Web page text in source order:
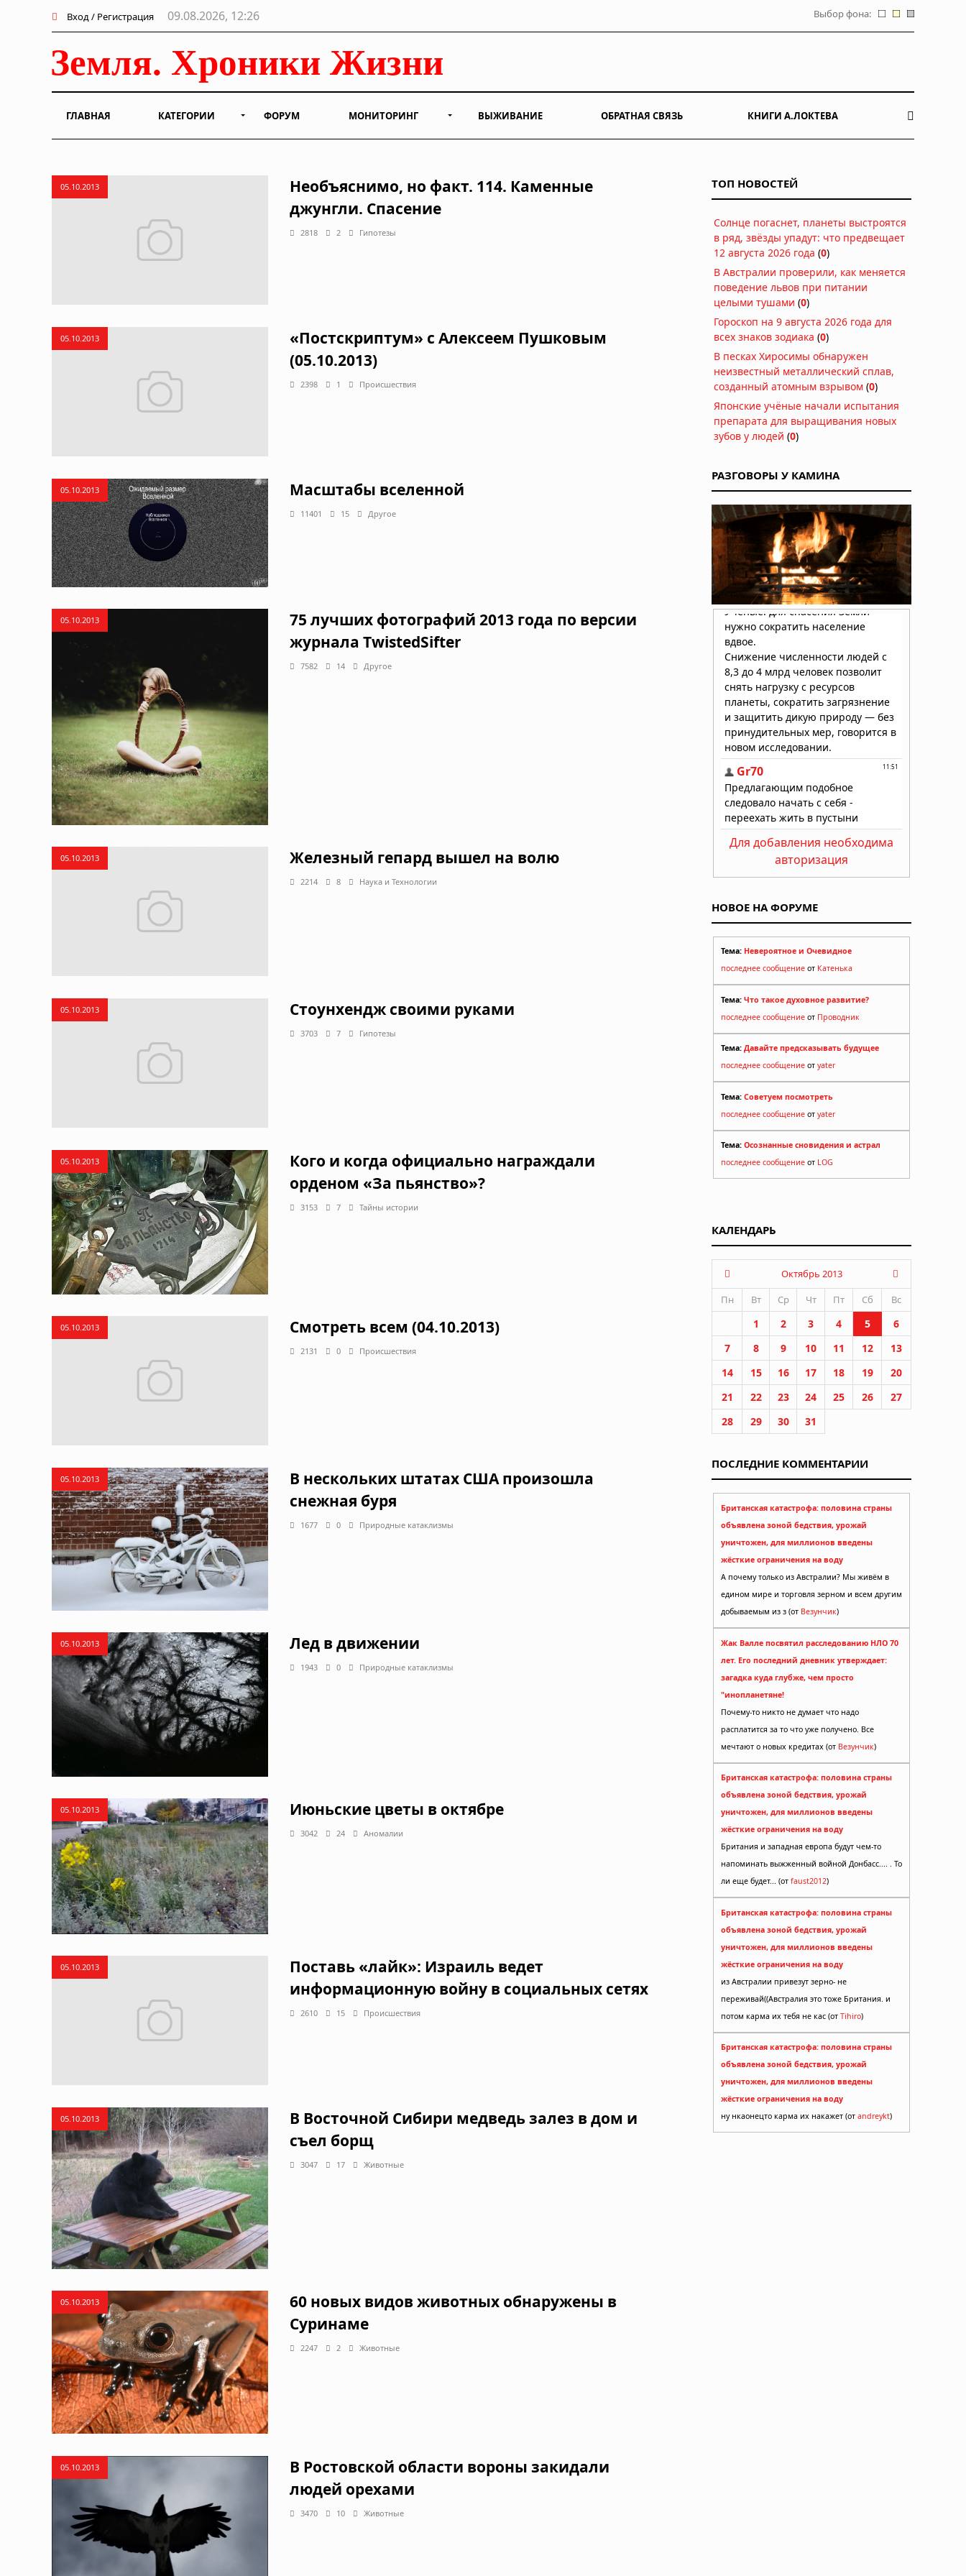
Вход / Регистрация 09.08.2026, 12:26 Выбор фона:
ГЛАВНАЯ КАТЕГОРИИ ФОРУМ МОНИТОРИНГ ВЫЖИВАНИЕ ОБРАТНАЯ СВЯЗЬ КНИГИ А.ЛОКТЕВА
05.10.2013
Необъяснимо, но факт. 114. Каменные
джунгли. Спасение
2818 2 Гипотезы
05.10.2013
«Постскриптум» с Алексеем Пушковым
(05.10.2013)
2398 1 Происшествия
05.10.2013 Масштабы вселенной
11401 15 Другое
05.10.2013
75 лучших фотографий 2013 года по версии
журнала TwistedSifter
7582 14 Другое
05.10.2013 Железный гепард вышел на волю
2214 8 Наука и Технологии
05.10.2013 Стоунхендж своими руками
3703 7 Гипотезы
05.10.2013
Кого и когда официально награждали
орденом «За пьянство»?
3153 7 Тайны истории
05.10.2013 Смотреть всем (04.10.2013)
2131 0 Происшествия
05.10.2013
В нескольких штатах США произошла
снежная буря
1677 0 Природные катаклизмы
05.10.2013 Лед в движении
1943 0 Природные катаклизмы
05.10.2013 Июньские цветы в октябре
3042 24 Аномалии
05.10.2013
Поставь «лайк»: Израиль ведет
информационную войну в социальных сетях
2610 15 Происшествия
05.10.2013
В Восточной Сибири медведь залез в дом и
съел борщ
3047 17 Животные
05.10.2013
60 новых видов животных обнаружены в
Суринаме
2247 2 Животные
05.10.2013
В Ростовской области вороны закидали
людей орехами
3470 10 Животные
ТОП НОВОСТЕЙ
Солнце погаснет, планеты выстроятся
в ряд, звёзды упадут: что предвещает
12 августа 2026 года (0)
В Австралии проверили, как меняется
поведение львов при питании
целыми тушами (0)
Гороскоп на 9 августа 2026 года для
всех знаков зодиака (0)
В песках Хиросимы обнаружен
неизвестный металлический сплав,
созданный атомным взрывом (0)
Японские учёные начали испытания
препарата для выращивания новых
зубов у людей (0)
РАЗГОВОРЫ У КАМИНА
Для добавления необходима
авторизация
НОВОЕ НА ФОРУМЕ
Тема: Невероятное и Очевидное
последнее сообщение от Катенька
Тема: Что такое духовное развитие?
последнее сообщение от Проводник
Тема: Давайте предсказывать будущее
последнее сообщение от yater
Тема: Советуем посмотреть
последнее сообщение от yater
Тема: Осознанные сновидения и астрал
последнее сообщение от LOG
КАЛЕНДАРЬ
Октябрь 2013
Пн
Вт Ср Чт Пт Сб Вс
1 2 3 4 5
6
7
8 9 10 11 12
13
14
15 16 17 18 19
20
21
22 23 24 25 26
27
28
29 30 31
ПОСЛЕДНИЕ КОММЕНТАРИИ
Британская катастрофа: половина страны
объявлена зоной бедствия, урожай
уничтожен, для миллионов введены
жёсткие ограничения на воду
А почему только из Австралии? Мы живём в
едином мире и торговля зерном и всем другим
добываемым из з (от Везунчик)
Жак Валле посвятил расследованию НЛО 70
лет. Его последний дневник утверждает:
загадка куда глубже, чем просто
"инопланетяне!
Почему-то никто не думает что надо
расплатится за то что уже получено. Все
мечтают о новых кредитах (от Везунчик)
Британская катастрофа: половина страны
объявлена зоной бедствия, урожай
уничтожен, для миллионов введены
жёсткие ограничения на воду
Британия и западная европа будут чем-то
напоминать выжженный войной Донбасс.... . То
ли еще будет... (от faust2012)
Британская катастрофа: половина страны
объявлена зоной бедствия, урожай
уничтожен, для миллионов введены
жёсткие ограничения на воду
из Австралии привезут зерно- не
переживай((Австралия это тоже Британия. и
потом карма их тебя не кас (от Tihiro)
Британская катастрофа: половина страны
объявлена зоной бедствия, урожай
уничтожен, для миллионов введены
жёсткие ограничения на воду
ну нкаонецто карма их накажет (от andreykt)